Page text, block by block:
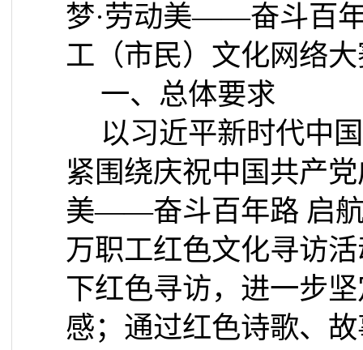
梦·劳动美——奋斗百
工（市民）文化网络
一、总体要求
以习近平新时代中
紧围绕庆祝中国共产
美——奋斗百年路 启航
万职工红色文化寻访
下红色寻访，进一步
感；通过红色诗歌、